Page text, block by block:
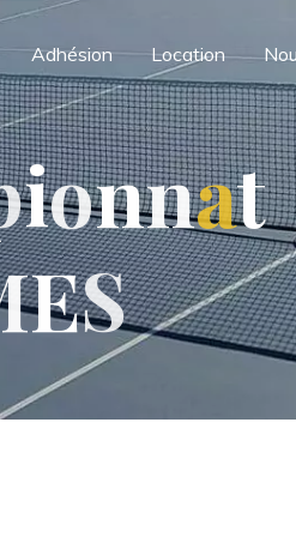
Adhésion Location
ionnat
ES